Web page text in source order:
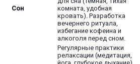
Сон
комната, удобная
кровать). Разработка
вечернего ритуала,
избегание кофеина и
алкоголя перед сном.
Регулярные практики
релаксации (медитация,